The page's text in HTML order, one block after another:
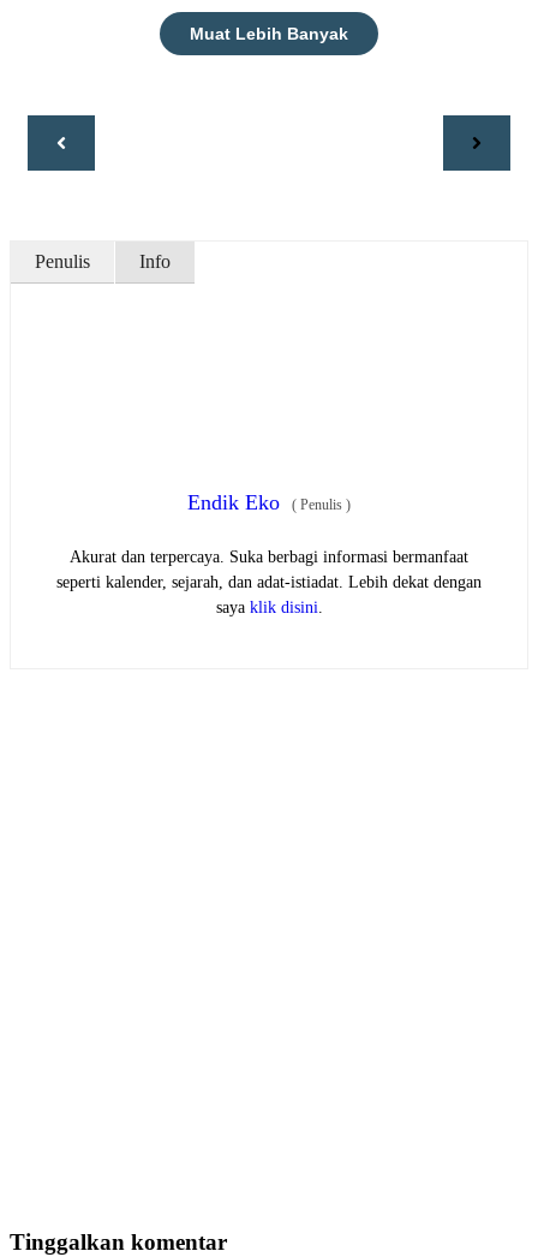
Muat Lebih Banyak
Penulis Info
Endik Eko ( Penulis )
Akurat dan terpercaya. Suka berbagi informasi bermanfaat
seperti kalender, sejarah, dan adat-istiadat. Lebih dekat dengan
saya klik disini
Tinggalkan komentar